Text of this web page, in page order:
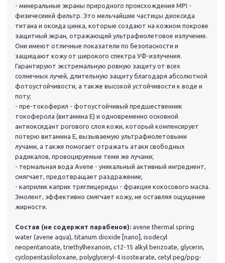
- минеральные экраны природного происхождения MPI -
физичесиикй фильтр. Это мельчайшие частицы диоксида
титана и оксида цинка, которые создают на кожном покрове
защитный экран, отражающий ультрафиолетовое излучение.
Они имеют отличные показатели по безопасности и
защищают кожу от широкого спектра УФ-излучения.
Гарантируют экстремальную ровную защиту от всех
солнечных лучей, длительную защиту благодаря абсолютной
фотоустойчивости, а также высокой устойчивости к воде и
поту;
- пре-токоферил - фотоустойчивый предшественник
токоферола (витамина Е) и одновременно основной
антиоксидант рогового слоя кожи, который компенсирует
потерю витамина Е, вызываемую ультрафиолетовыми
лучами, а также помогает отражать атаки свободных
радикалов, провоцируемые теми же лучами;
- термальная вода Avene - уникальный активный ингредиент,
смягчает, предотвращает раздражение;
- каприлик каприк триглицериды - фракция кокосового масла.
Эмолент, эффективно смягчает кожу, не оставляя ощущение
жирности.
Состав (не содержит парабенов): avene thermal spring
water (avene aqua), titanum dioxide [nano], isodecyl
neopentanoate, triethylhexanoin, c12-15 alkyl benzoate, glycerin,
cyclopentasiloloxane, polyglyceryl-4 isostearate, cetyl peg/ppg-